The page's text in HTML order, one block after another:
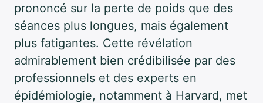
prononcé sur la perte de poids que des
séances plus longues, mais également
plus fatigantes. Cette révélation
admirablement bien crédibilisée par des
professionnels et des experts en
épidémiologie, notamment à Harvard, met